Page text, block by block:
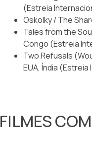
(Estreia
Oskolky / The
Tales from the
Congo (Estreia
Two Refusals
EUA, Índia
FILMES